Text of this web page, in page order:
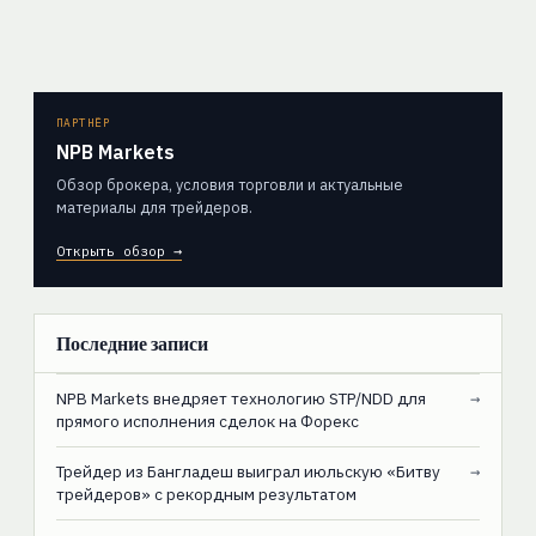
ПАРТНЁР
NPB Markets
Обзор брокера, условия торговли и актуальные
материалы для трейдеров.
Открыть обзор →
Последние записи
NPB Markets внедряет технологию STP/NDD для
прямого исполнения сделок на Форекс
→
Трейдер из Бангладеш выиграл июльскую «Битву
трейдеров» с рекордным результатом
→